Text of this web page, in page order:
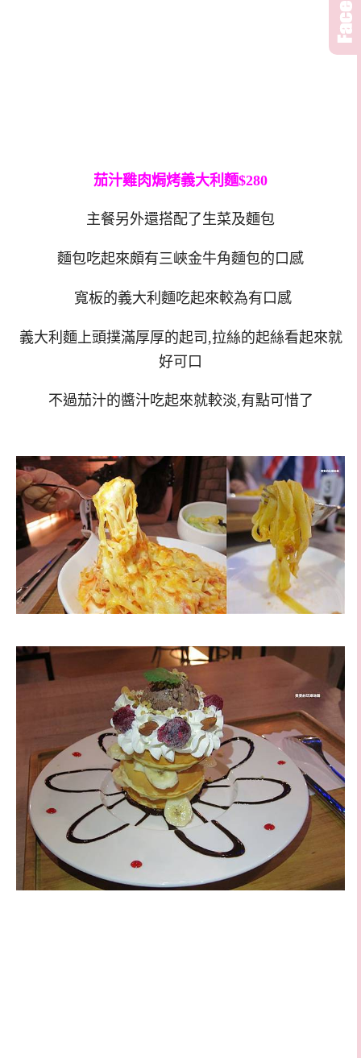
茄汁雞肉焗烤義大利麵$280
主餐另外還搭配了生菜及麵包
麵包吃起來頗有三峽金牛角麵包的口感
寬板的義大利麵吃起來較為有口感
義大利麵上頭撲滿厚厚的起司,拉絲的起絲看起來就
好可口
不過茄汁的醬汁吃起來就較淡,有點可惜了